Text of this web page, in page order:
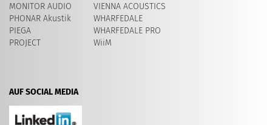
MONITOR AUDIO
PHONAR Akustik
PIEGA
PROJECT
VIENNA ACOUSTICS
WHARFEDALE
WHARFEDALE PRO
WiiM
AUF SOCIAL MEDIA